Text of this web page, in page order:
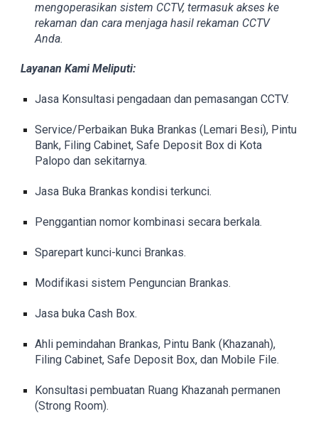
mengoperasikan sistem CCTV, termasuk akses ke
rekaman dan cara menjaga hasil rekaman CCTV
Anda.
Layanan Kami Meliputi:
Jasa Konsultasi pengadaan dan pemasangan CCTV.
Service/Perbaikan Buka Brankas (Lemari Besi), Pintu
Bank, Filing Cabinet, Safe Deposit Box di Kota
Palopo dan sekitarnya.
Jasa Buka Brankas kondisi terkunci.
Penggantian nomor kombinasi secara berkala.
Sparepart kunci-kunci Brankas.
Modifikasi sistem Penguncian Brankas.
Jasa buka Cash Box.
Ahli pemindahan Brankas, Pintu Bank (Khazanah),
Filing Cabinet, Safe Deposit Box, dan Mobile File.
Konsultasi pembuatan Ruang Khazanah permanen
(Strong Room).